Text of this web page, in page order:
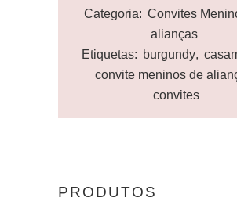
Categoria: Convites
alianças
Etiquetas: burgundy,
convite meninos de
convites
PRODUTOS